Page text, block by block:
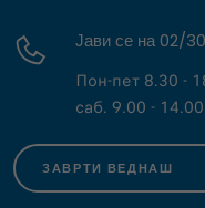
Јави се на 02/
Пон-пет 8.30 -
саб. 9.00 -
ЗАВРТИ ВЕДНАШ